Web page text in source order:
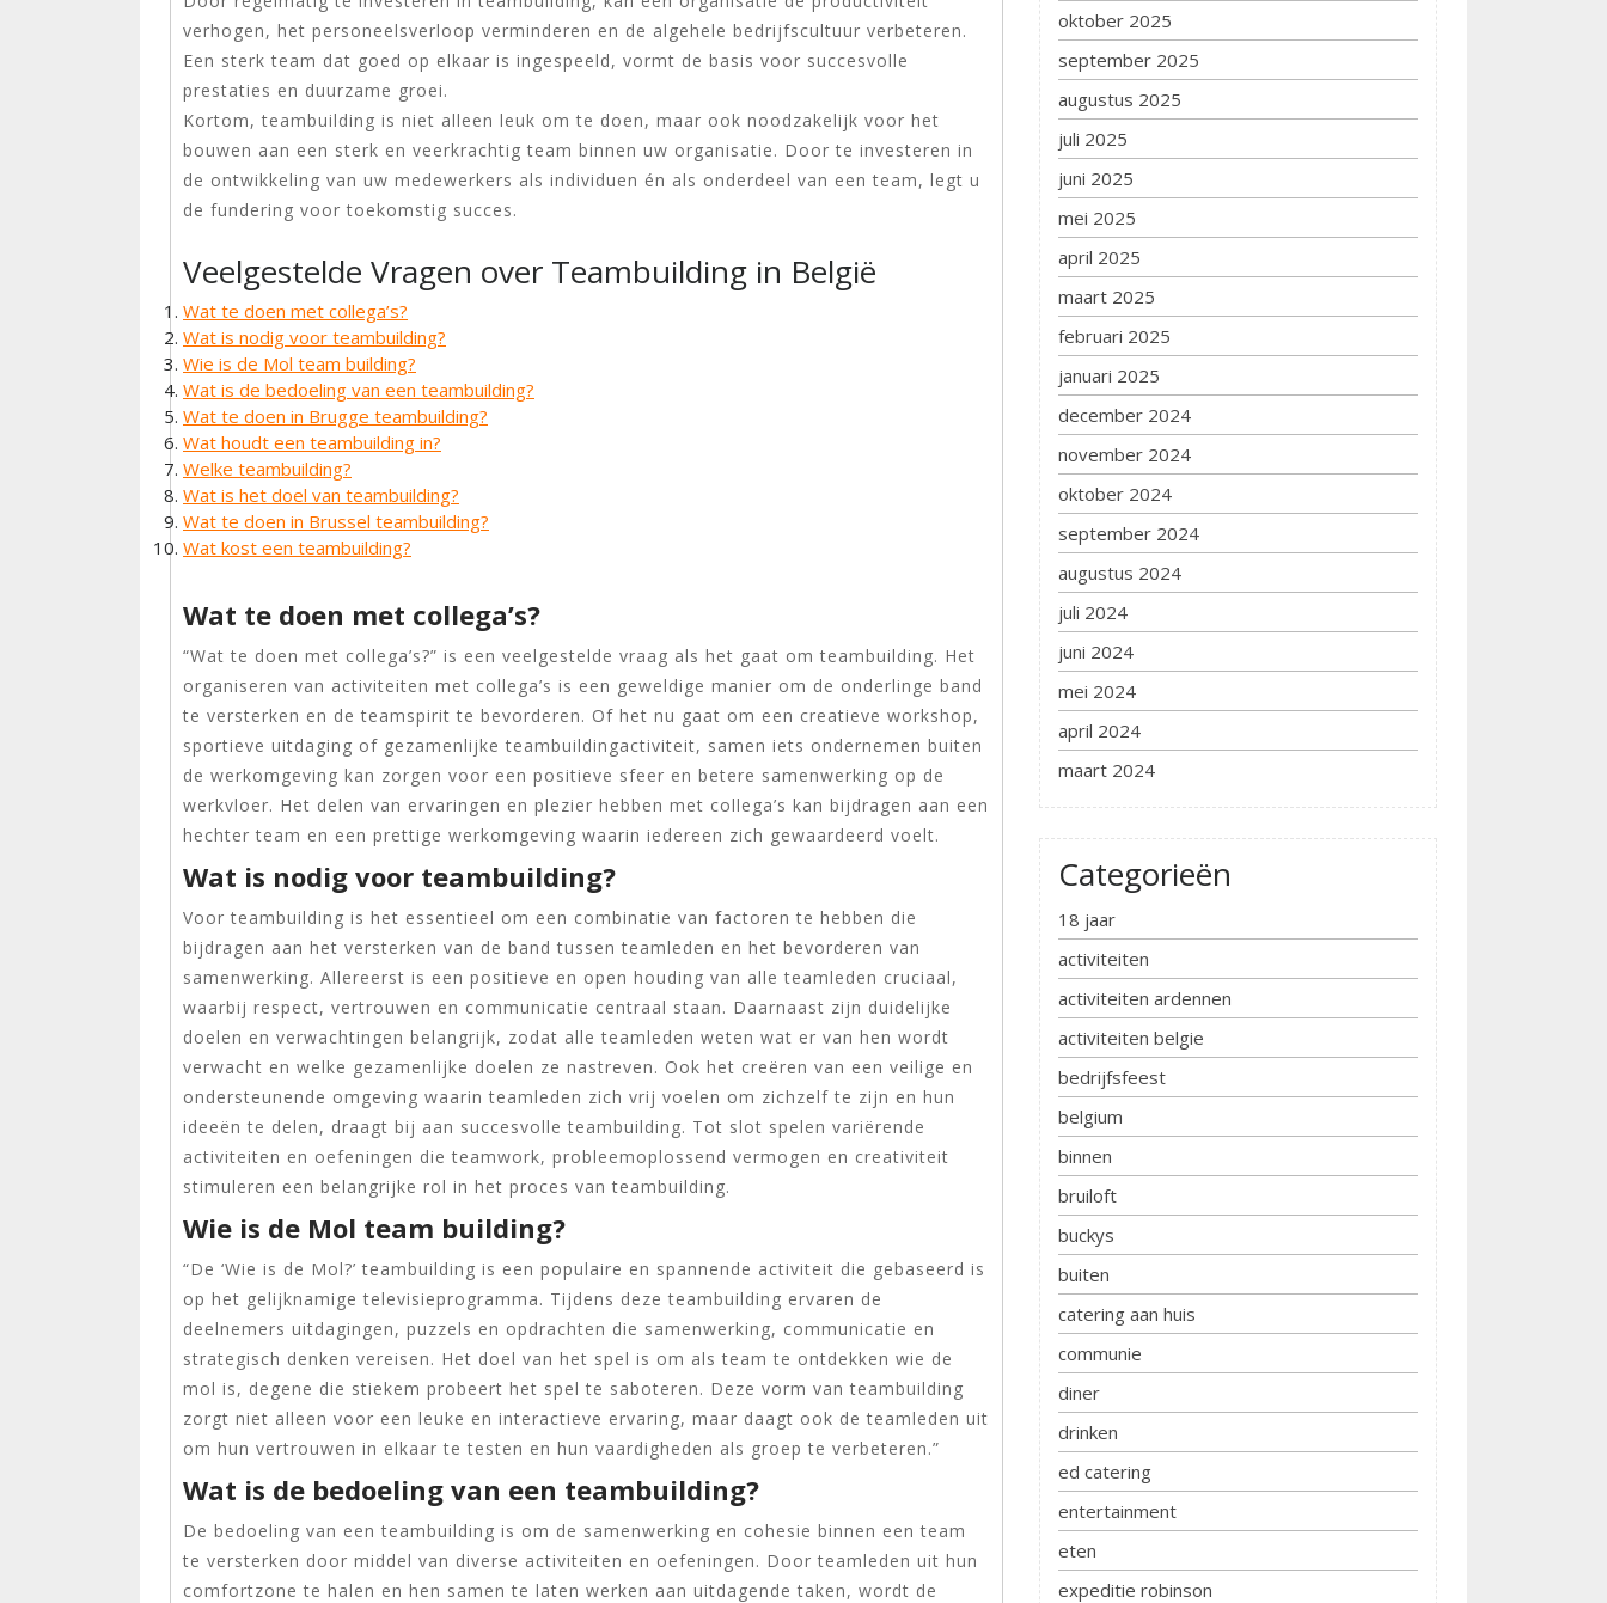
verhogen, het personeelsverloop verminderen en de algehele bedrijfscultuur verbeteren.
Een sterk team dat goed op elkaar is ingespeeld, vormt de basis voor succesvolle
prestaties en duurzame groei.
Kortom, teambuilding is niet alleen leuk om te doen, maar ook noodzakelijk voor het
bouwen aan een sterk en veerkrachtig team binnen uw organisatie. Door te investeren in
de ontwikkeling van uw medewerkers als individuen én als onderdeel van een team, legt u
de fundering voor toekomstig succes.
Veelgestelde Vragen over Teambuilding in België
Wat te doen met collega’s?
Wat is nodig voor teambuilding?
Wie is de Mol team building?
Wat is de bedoeling van een teambuilding?
Wat te doen in Brugge teambuilding?
Wat houdt een teambuilding in?
Welke teambuilding?
Wat is het doel van teambuilding?
Wat te doen in Brussel teambuilding?
Wat kost een teambuilding?
Wat te doen met collega’s?
“Wat te doen met collega’s?” is een veelgestelde vraag als het gaat om teambuilding. Het
organiseren van activiteiten met collega’s is een geweldige manier om de onderlinge band
te versterken en de teamspirit te bevorderen. Of het nu gaat om een creatieve workshop,
sportieve uitdaging of gezamenlijke teambuildingactiviteit, samen iets ondernemen buiten
de werkomgeving kan zorgen voor een positieve sfeer en betere samenwerking op de
werkvloer. Het delen van ervaringen en plezier hebben met collega’s kan bijdragen aan een
hechter team en een prettige werkomgeving waarin iedereen zich gewaardeerd voelt.
Wat is nodig voor teambuilding?
Voor teambuilding is het essentieel om een combinatie van factoren te hebben die
bijdragen aan het versterken van de band tussen teamleden en het bevorderen van
samenwerking. Allereerst is een positieve en open houding van alle teamleden cruciaal,
waarbij respect, vertrouwen en communicatie centraal staan. Daarnaast zijn duidelijke
doelen en verwachtingen belangrijk, zodat alle teamleden weten wat er van hen wordt
verwacht en welke gezamenlijke doelen ze nastreven. Ook het creëren van een veilige en
ondersteunende omgeving waarin teamleden zich vrij voelen om zichzelf te zijn en hun
ideeën te delen, draagt bij aan succesvolle teambuilding. Tot slot spelen variërende
activiteiten en oefeningen die teamwork, probleemoplossend vermogen en creativiteit
stimuleren een belangrijke rol in het proces van teambuilding.
Wie is de Mol team building?
“De ‘Wie is de Mol?’ teambuilding is een populaire en spannende activiteit die gebaseerd is
op het gelijknamige televisieprogramma. Tijdens deze teambuilding ervaren de
deelnemers uitdagingen, puzzels en opdrachten die samenwerking, communicatie en
strategisch denken vereisen. Het doel van het spel is om als team te ontdekken wie de
mol is, degene die stiekem probeert het spel te saboteren. Deze vorm van teambuilding
zorgt niet alleen voor een leuke en interactieve ervaring, maar daagt ook de teamleden uit
om hun vertrouwen in elkaar te testen en hun vaardigheden als groep te verbeteren.”
Wat is de bedoeling van een teambuilding?
De bedoeling van een teambuilding is om de samenwerking en cohesie binnen een team
te versterken door middel van diverse activiteiten en oefeningen. Door teamleden uit hun
comfortzone te halen en hen samen te laten werken aan uitdagende taken, wordt de
oktober 2025
september 2025
augustus 2025
juli 2025
juni 2025
mei 2025
april 2025
maart 2025
februari 2025
januari 2025
december 2024
november 2024
oktober 2024
september 2024
augustus 2024
juli 2024
juni 2024
mei 2024
april 2024
maart 2024
Categorieën
18 jaar
activiteiten
activiteiten ardennen
activiteiten belgie
bedrijfsfeest
belgium
binnen
bruiloft
buckys
buiten
catering aan huis
communie
diner
drinken
ed catering
entertainment
eten
expeditie robinson